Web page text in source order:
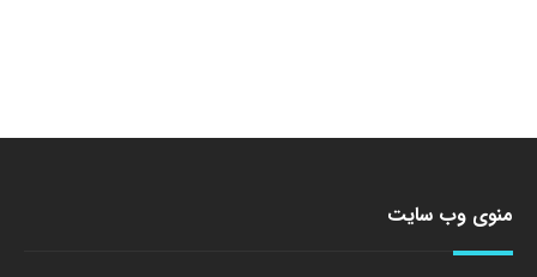
منوی وب سایت